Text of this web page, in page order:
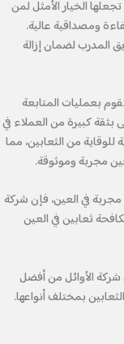
الخيار الأمثل لمن
ومصداقية عالية.
المدرب لضمان إزالة
بعمليات المتابعة
كبيرة من العملاء في
من الثعابين، مما
مجربة وموثوقة.
في العين، فإن شركة
ثعابين في العين
الأوائل من أفضل
بمختلف أنواعها.